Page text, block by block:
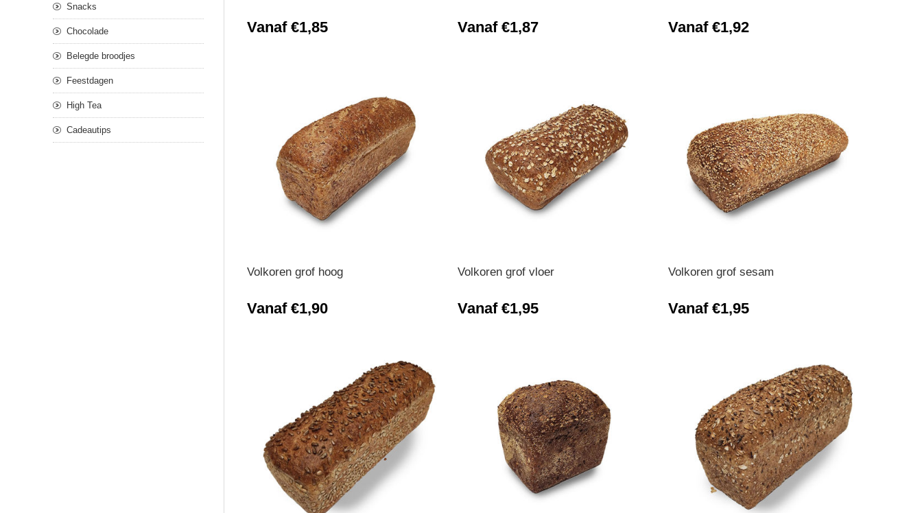
Vanaf €1,85 Vanaf €1,87 Vanaf €1,92
Volkoren grof hoog
Vanaf €1,90
Volkoren grof vloer
Vanaf €1,95
Volkoren grof sesam
Vanaf €1,95
Snacks
Chocolade
Belegde broodjes
Feestdagen
High Tea
Cadeautips